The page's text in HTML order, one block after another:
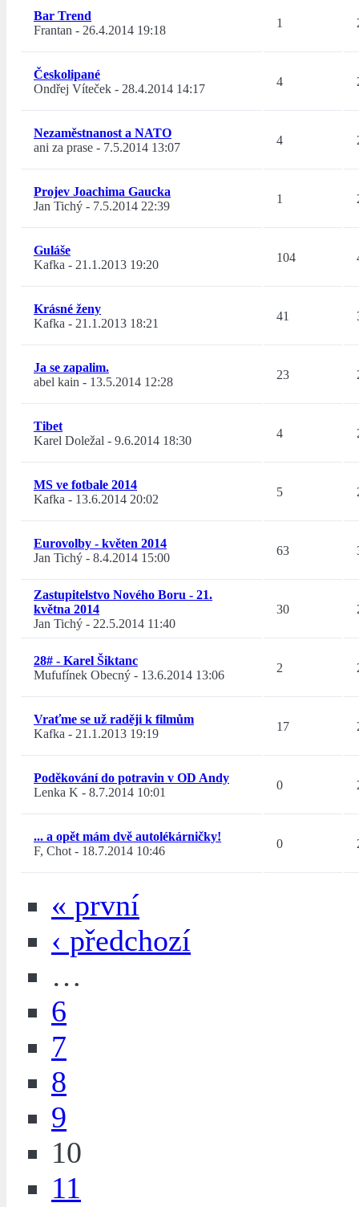
Bar Trend
Frantan - 26.4.2014 19:18
1
Českolipané
Ondřej Víteček - 28.4.2014 14:17
4
Nezaměstnanost a NATO
ani za prase - 7.5.2014 13:07
4
Projev Joachima Gaucka
Jan Tichý - 7.5.2014 22:39
1
Guláše
Kafka - 21.1.2013 19:20
104
Krásné ženy
Kafka - 21.1.2013 18:21
41
Ja se zapalim.
abel kain - 13.5.2014 12:28
23
Tibet
Karel Doležal - 9.6.2014 18:30
4
MS ve fotbale 2014
Kafka - 13.6.2014 20:02
5
Eurovolby - květen 2014
Jan Tichý - 8.4.2014 15:00
63
Zastupitelstvo Nového Boru - 21.
května 2014
Jan Tichý - 22.5.2014 11:40
30
28# - Karel Šiktanc
Mufufínek Obecný - 13.6.2014 13:06
2
Vraťme se už raději k filmům
Kafka - 21.1.2013 19:19
17
Poděkování do potravin v OD Andy
Lenka K - 8.7.2014 10:01
0
... a opět mám dvě autolékárničky!
F, Chot- 18.7.2014 10:46
0
« první
‹ předchozí
…
6
7
8
9
10
11